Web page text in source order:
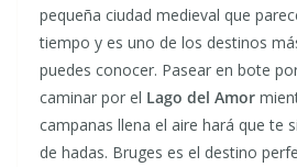
pequeña ciudad medieval que
tiempo y es uno de los destinos
puedes conocer. Pasear en bote
caminar por el Lago del Amor
campanas llena el aire hará que te
de hadas. Bruges es el destino